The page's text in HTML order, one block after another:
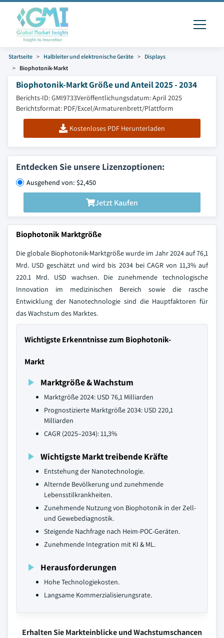
Startseite Halbleiter und elektronische Geräte
Displays
Biophotonik-Markt
Biophotonik-Markt Größe und Anteil 2025 - 2034
Berichts-ID: GMI9733Veröffentlichungsdatum: April 2025
Berichtsformat: PDF/Excel/Armaturenbrett/Plattform
Kostenloses PDF Herunterladen
Entdecken Sie unsere Lizenzoptionen:
Ausgehend von: $2,450
Jetzt Kaufen
Biophotonik Marktgröße
Die globale Biophotonik-Marktgröße wurde im Jahr 2024 auf 76,1
Mrd. USD geschätzt und wird bis 2034 bei CAGR von 11,3% auf
220.1 Mrd. USD wachsen. Die zunehmende technologische
Innovation im medizinischen Bereich sowie die rasche
Entwicklung der Nanotechnologie sind die Hauptfaktoren für
das Wachstum des Marktes.
Wichtigste Erkenntnisse zum Biophotonik-
Markt
Marktgröße & Wachstum
Marktgröße 2024: USD 76,1 Milliarden
Prognostizierte Marktgröße 2034: USD 220,1
Milliarden
CAGR (2025–2034): 11,3%
Wichtigste Markt treibende Kräfte
Entstehung der Nanotechnologie.
Alternde Bevölkerung und zunehmende
Lebensstilkrankheiten.
Zunehmende Nutzung von Biophotonik in der Zell-
und Gewebediagnostik.
Steigende Nachfrage nach Heim-POC-Geräten.
Zunehmende Integration mit KI & ML.
Herausforderungen
Hohe Technologiekosten.
Langsame Kommerzialisierungsrate.
Erhalten Sie Markteinblicke und Wachstumschancen